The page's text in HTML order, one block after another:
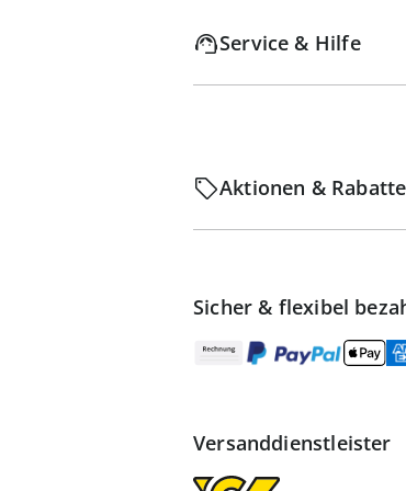
Service & Hilfe
Aktionen & Rabatte
Sicher & flexibel
Versanddienstleister